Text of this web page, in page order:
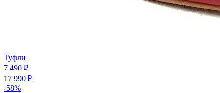
Туфли
7 490 ₽
17 990 ₽
-58%